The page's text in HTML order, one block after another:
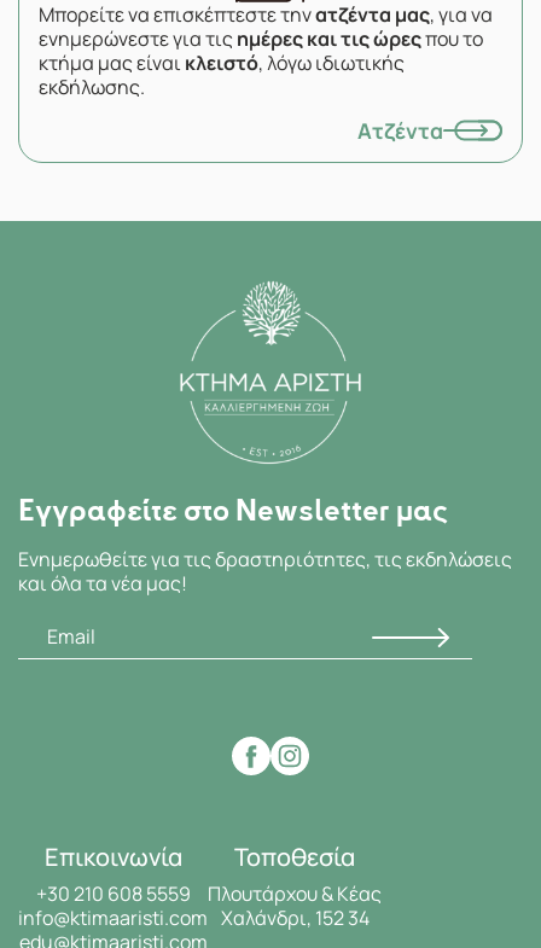
Μπορείτε να επισκέπτεστε τηνατζέντα μας, για να
ενημερώνεστε για τιςημέρες και τις ώρεςπου το
κτήμα μας είναικλειστό, λόγω ιδιωτικής
εκδήλωσης.
Ατζέντα
Εγγραφείτε στο Newsletter μας
Ενημερωθείτε για τις δραστηριότητες, τις εκδηλώσεις
και όλα τα νέα μας!
Επικοινωνία
+30 210 608 5559
info@ktimaaristi.com
edu@ktimaaristi.com
Τοποθεσία
Πλουτάρχου & Κέας
Χαλάνδρι, 152 34